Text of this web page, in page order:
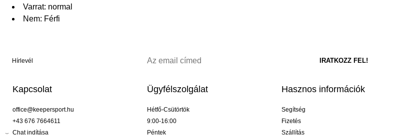
Varrat: normal
Nem: Férfi
Hírlevél
Kapcsolat
office@keepersport.hu
+43 676 7664611
Chat indítása
Ügyfélszolgálat
Hétfő-Csütörtök
9:00-16:00
Péntek
Hasznos információk
Segítség
Fizetés
Szállítás